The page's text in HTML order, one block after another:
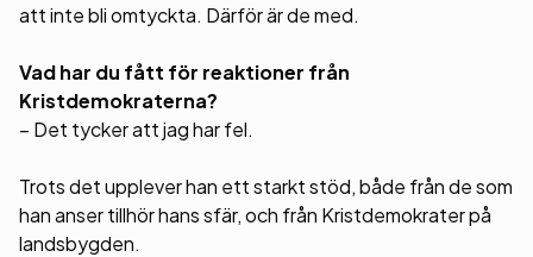
att inte bli omtyckta. Därför är de med.
Vad har du fått för reaktioner från
Kristdemokraterna?
– Det tycker att jag har fel.
Trots det upplever han ett starkt stöd, både från de som
han anser tillhör hans sfär, och från Kristdemokrater på
landsbygden.